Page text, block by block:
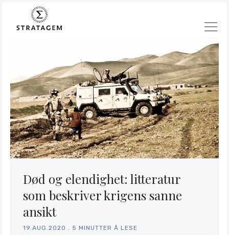
Søk
Stratagem
Død og elendighet: litteratur
som beskriver krigens sanne
ansikt
19.AUG.2020 5 MINUTTER Å LESE